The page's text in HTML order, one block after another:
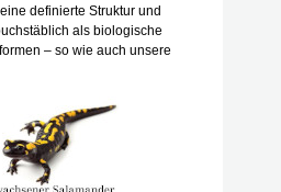
definierte Struktur und
als biologische
– so wie auch unsere